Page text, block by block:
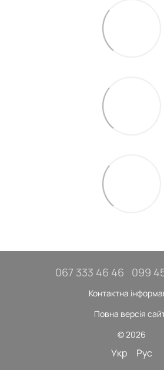
067 333 46 46 099
Контактна
Повна версія
© 2026
Укр Рус